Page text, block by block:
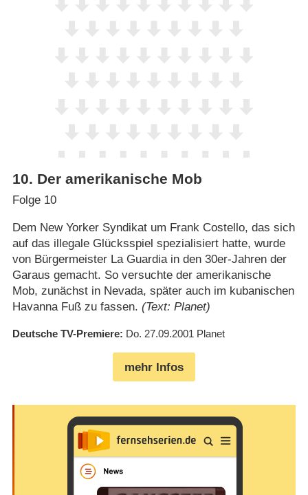
10. Der amerikanische Mob
Folge 10
Dem New Yorker Syndikat um Frank Costello, das sich
auf das illegale Glücksspiel spezialisiert hatte, wurde
von Bürgermeister La Guardia in den 30er-Jahren der
Garaus gemacht. So versuchte der amerikanische
Mob, zunächst in Nevada, später auch im kubanischen
Havanna Fuß zu fassen. (Text: Planet)
Deutsche TV-Premiere Do. 27.09.2001 Planet
mehr Infos